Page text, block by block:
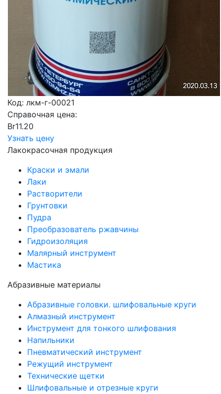
Код: лкм-г-00021
Справочная цена:
Br11.20
Узнать цену
Лакокрасочная продукция
Краски и эмали
Лаки
Растворители
Грунтовки
Пудра
Преобразователь ржавчины
Гидроизоляция
Малярный инструмент
Мастика
Абразивные материалы
Абразивные головки. шлифовальные круги
Алмазный инструмент
Инструмент для тонкого шлифования
Напильники
Пневматический инструмент
Режущий инструмент
Технические щетки
Шлифовальные и отрезные круги